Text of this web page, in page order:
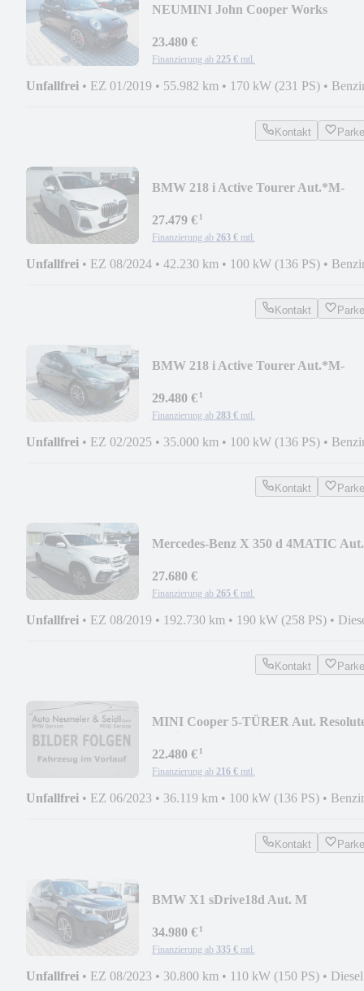
NEUMINI John Cooper Works
23.480 €
Finanzierung ab 225 € mtl.
Unfallfrei • EZ 01/2019 • 55.982 km • 170 kW (231 PS) •
Kontakt
BMW 218 i Active Tourer Aut.*M-
27.479 €¹
Finanzierung ab 263 € mtl.
Unfallfrei • EZ 08/2024 • 42.230 km • 100 kW (136 PS) •
Kontakt
BMW 218 i Active Tourer Aut.*M-
29.480 €¹
Finanzierung ab 283 € mtl.
Unfallfrei • EZ 02/2025 • 35.000 km • 100 kW (136 PS) •
Kontakt
Mercedes-Benz X 350 d 4MATIC Aut.
27.680 €
Finanzierung ab 265 € mtl.
Unfallfrei • EZ 08/2019 • 192.730 km • 190 kW (258 PS) •
Kontakt
MINI Cooper 5-TÜRER Aut.
22.480 €¹
Finanzierung ab 216 € mtl.
Unfallfrei • EZ 06/2023 • 36.119 km • 100 kW (136 PS) •
Kontakt
BMW X1 sDrive18d Aut. M
34.980 €¹
Finanzierung ab 335 € mtl.
Unfallfrei • EZ 08/2023 • 30.800 km • 110 kW (150 PS) • Diesel